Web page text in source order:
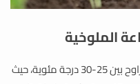
الملوخية
تحتاج الملوخية إلى درجات حرارة دافئة تتراوح بين 25-30 درجة مئوية، حيث